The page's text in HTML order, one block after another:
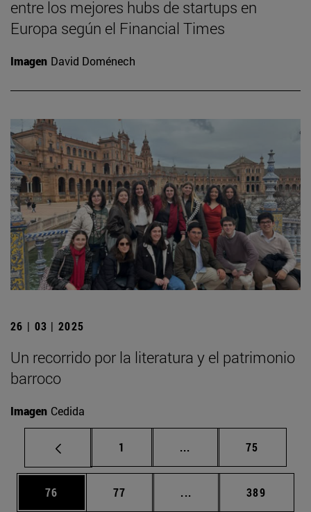
entre los mejores hubs de startups en
Europa según el Financial Times
Imagen David Doménech
26 | 03 | 2025
Un recorrido por la literatura y el patrimonio
barroco
Imagen Cedida
Página
1 ... Páginas intermedias
Página
75
Página
76 Página
77 ... Páginas intermedias
Página
389